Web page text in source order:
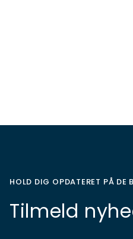
HOLD DIG OPDATERET PÅ DE
Tilmeld